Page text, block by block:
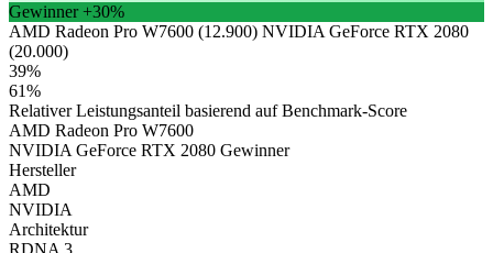
Gewinner+30%
AMD Radeon Pro W7600 (12.900) NVIDIA GeForce RTX 2080
(20.000)
39%
61%
Relativer Leistungsanteil basierend auf Benchmark-Score
AMD Radeon Pro W7600
NVIDIA GeForce RTX 2080 Gewinner
Hersteller
AMD
NVIDIA
Architektur
RDNA 3